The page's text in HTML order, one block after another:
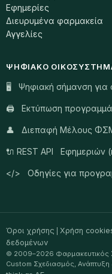
Εφημερίες
Διευρυμένα φαρμακεία
Αγγελίες
ΨΗΦΙΑΚΌ
🖥️ Ψηφιακή σήμανση για
🖨️ Εκτύπωση
👤 Διεπαφή Μέλους
🔌 REST API Εφημεριών
</> Οδηγίες για
© 2009–2026
Custom Σχεδιασμός,
Όροι χρήσης Χρήση
δεδομένων